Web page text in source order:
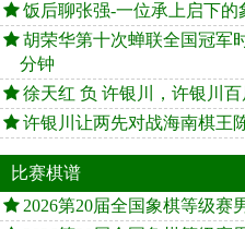
饭后聊张强-一位承上启下的
胡荣华第十次蝉联全国冠军
分钟
徐天红 负 许银川，许银川
许银川让两先对战海南棋王
比赛棋谱
2026第20届全国象棋等级赛